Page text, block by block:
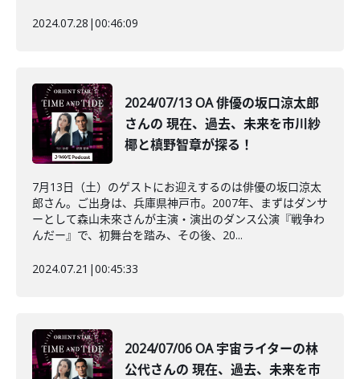
2024.07.28 |00:46:09
2024/07/13 OA 俳優の坂口涼太郎
さんの 現在、過去、未来を市川紗
椰と槙野智章が探る！
7月13日（土）のゲストにお迎えするのは俳優の坂口涼太
郎さん。ご出身は、兵庫県神戸市。2007年、まずはダンサ
ーとして森山未來さんが主演・演出のダンス公演『戦争わ
んだー』で、初舞台を踏み、その後、20...
2024.07.21 |00:45:33
2024/07/06 OA 宇宙ライターの林
公代さんの 現在、過去、未来を市